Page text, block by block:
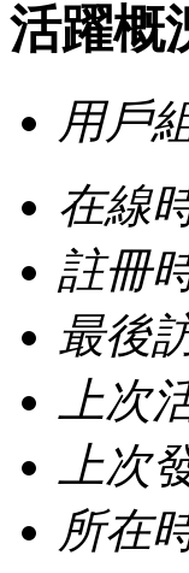
活躍概
用戶
在線
註冊
最後
上次
上次
所在